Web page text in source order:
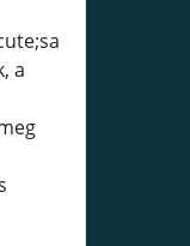
a